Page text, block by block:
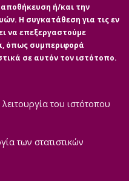
by copyright, with all
indicated.
ή/και την
Η συγκατάθεση για τις εν
να επεξεργαστούμε
όπως συμπεριφορά
σε αυτόν τον ιστότοπο.
του ιστότοπου
των στατιστικών